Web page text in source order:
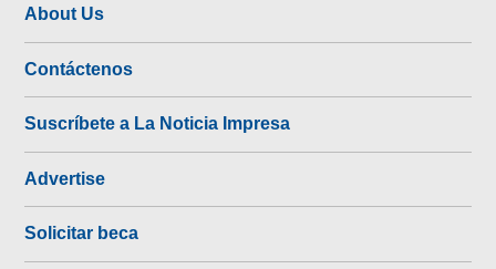
About Us
Contáctenos
Suscríbete a La Noticia Impresa
Advertise
Solicitar beca